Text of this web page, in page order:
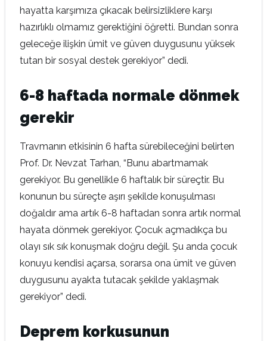
hayatta karşımıza çıkacak belirsizliklere karşı
hazırlıklı olmamız gerektiğini öğretti. Bundan sonra
geleceğe ilişkin ümit ve güven duygusunu yüksek
tutan bir sosyal destek gerekiyor” dedi.
6-8 haftada normale dönmek
gerekir
Travmanın etkisinin 6 hafta sürebileceğini belirten
Prof. Dr. Nevzat Tarhan, “Bunu abartmamak
gerekiyor. Bu genellikle 6 haftalık bir süreçtir. Bu
konunun bu süreçte aşırı şekilde konuşulması
doğaldır ama artık 6-8 haftadan sonra artık normal
hayata dönmek gerekiyor. Çocuk açmadıkça bu
olayı sık sık konuşmak doğru değil. Şu anda çocuk
konuyu kendisi açarsa, sorarsa ona ümit ve güven
duygusunu ayakta tutacak şekilde yaklaşmak
gerekiyor” dedi.
Deprem korkusunun